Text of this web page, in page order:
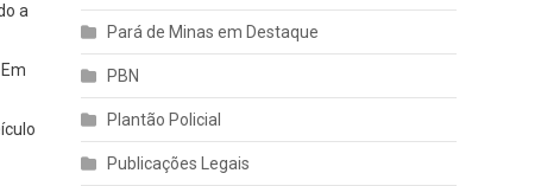
a
Pará de Minas em Destaque
PBN
Plantão Policial
Publicações Legais